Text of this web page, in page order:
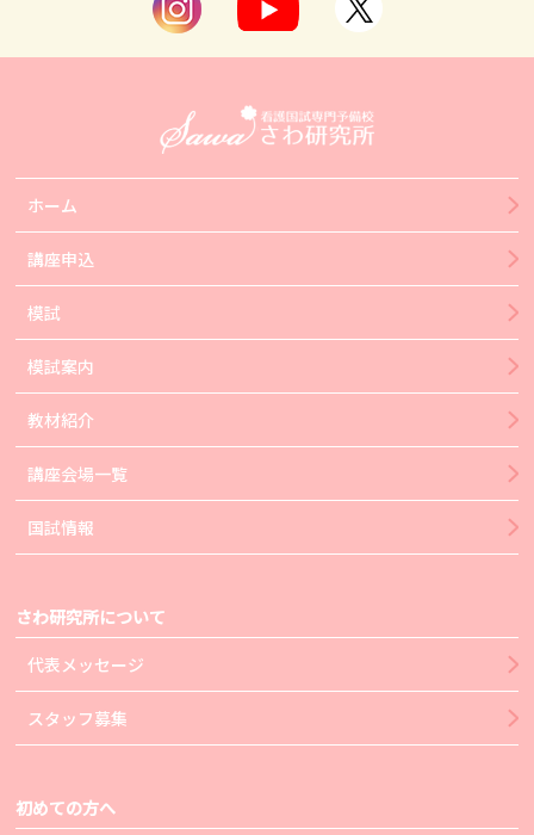
ホーム
講座申込
模試
模試案内
教材紹介
講座会場一覧
国試情報
さわ研究所について
代表メッセージ
スタッフ募集
初めての方へ